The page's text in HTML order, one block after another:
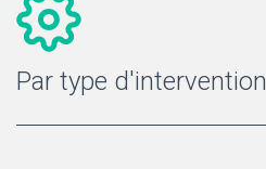
Par type d'intervention